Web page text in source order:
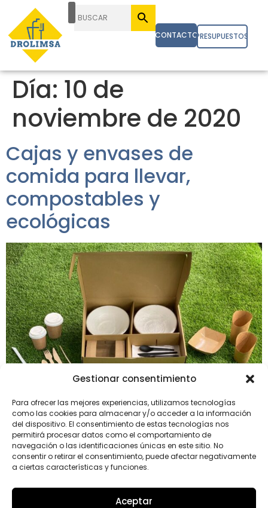
Gestionar consentimiento
Para ofrecer las mejores experiencias, utilizamos tecnologías
como las cookies para almacenar y/o acceder a la información
del dispositivo. El consentimiento de estas tecnologías nos
permitirá procesar datos como el comportamiento de
navegación o las identificaciones únicas en este sitio. No
consentir o retirar el consentimiento, puede afectar negativamente
a ciertas características y funciones.
Aceptar
CONTACTOPRESUPUESTOS
Día: 10 de
noviembre de 2020
Cajas y envases de
comida para llevar,
compostables y
ecológicas
En estos tiempos la comida a domicilio se ha
convertido en la única salida factible para muchos
restaurantes a causa de las restricciones sanitarias. Y
en medio de la competencia que hay en el sector, hay
que marcar la diferencia para destacarse del resto.
Porque además de servir una comida rica en un